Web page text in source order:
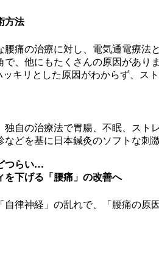
方法
腰痛の治療に対し、電気通電療法
で、他にもたくさんの原因があり
ッキリとした原因がわからず、ス
独自の治療法で胃腸、不眠、スト
などを基に日本鍼灸のソフトな刺
つらい…
を下げる「腰痛」の改善へ
自律神経」の乱れで、「腰痛の原